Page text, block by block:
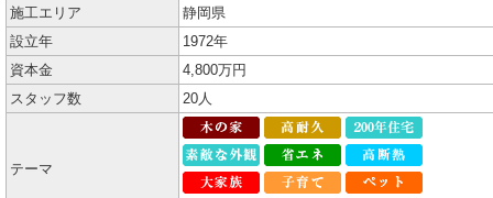
施工エリア
静岡県
設立年
1972年
資本金
4,800万円
スタッフ数
20人
テーマ